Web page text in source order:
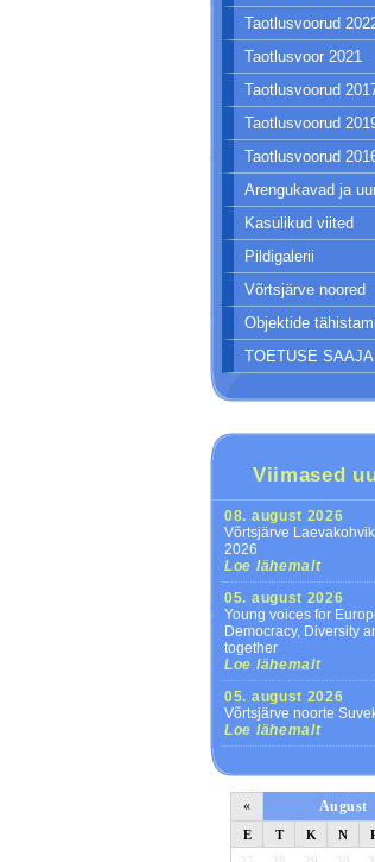
Taotlusvoorud
Taotlusvoor 2021
Taotlusvoorud
Taotlusvoorud
Taotlusvoorud
Arengukavad ja
Kasulikud viited
Pildigalerii
Võrtsjärve noored
Objektide
TOETUSE
Viimased
08. august 2026
Võrtsjärve
2026
Loe lähemalt
05. august 2026
Young voices for
Democracy, Diversity
together
Loe lähemalt
05. august 2026
Võrtsjärve noorte
Loe lähemalt
« August
E T K N